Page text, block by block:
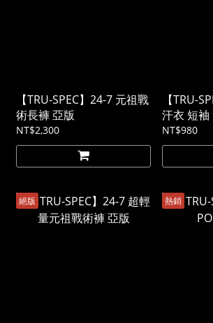
【TRU-SPEC】24-7 元祖戰
術長褲 亞版
NT$2,300
【TRU-
汗衣 短袖
NT$980
絕版 熱銷